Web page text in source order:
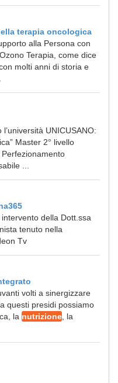
terapia oncologica
alla Persona con
Terapia, come dice
molti anni di storia e
UNICUSANO:
Master 2° livello
...
della Dott.ssa
tenuto nella
Tv
volti a sinergizzare
questi presidi possiamo
la nutrizione , la